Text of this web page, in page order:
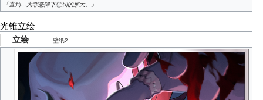
「直到…为罪恶降下惩罚的那天。」
光锥立绘
立绘 壁纸2